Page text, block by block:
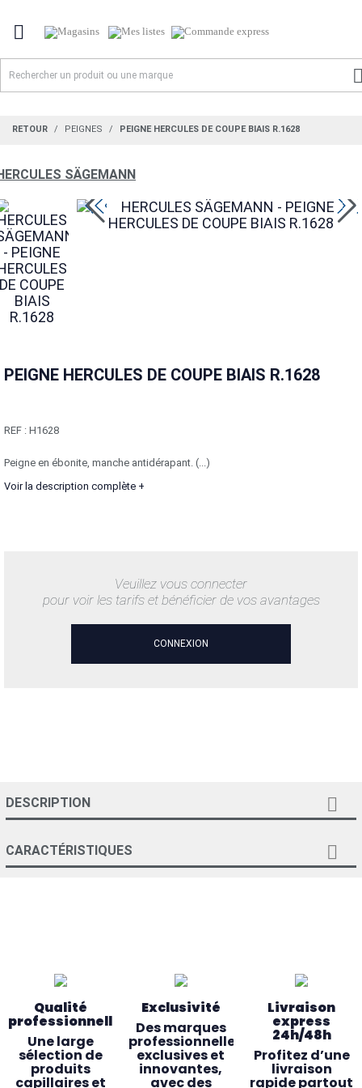

RETOUR PEIGNES PEIGNE HERCULES DE COUPE BIAIS R.1628
SÄGEMANN
PEIGNE HERCULES DE COUPE BIAIS R.1628
REF : H1628
Peigne en ébonite, manche antidérapant. (...)
Voir la description complète +
Veuillez vous connecter
pour voir les tarifs et bénéficier de vos avantages
CONNEXION
DESCRIPTION 
CARACTÉRISTIQUES 
Qualité
professionnelle
Une large
sélection de
produits
capillaires et
Exclusivité
Des marques
professionnelles
exclusives et
innovantes,
avec des
Livraison
express
24h/48h
Profitez d’une
livraison
rapide partout